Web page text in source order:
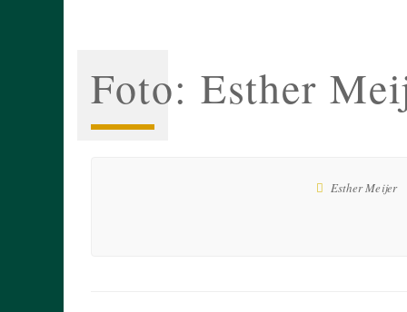
Foto: Esther
Esther Meijer